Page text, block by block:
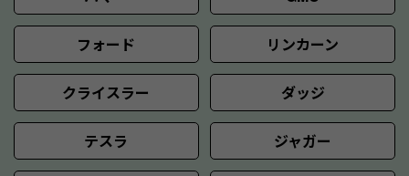
フォード リンカーン
クライスラー ダッジ
テスラ ジャガー